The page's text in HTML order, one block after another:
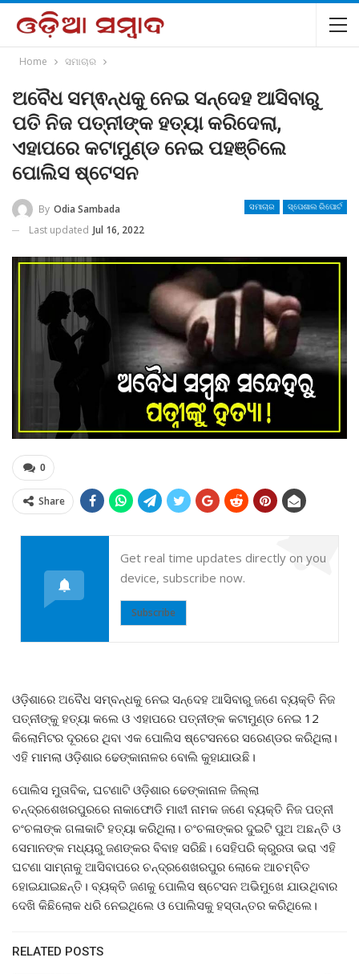
Home ସମାଚାର
ଅବୈଧ ସମ୍ଵନ୍ଧକୁ ନେଇ ସନ୍ଦେହ ଆସିବାରୁ
ପତି ନିଜ ପତ୍ନୀଙ୍କ ହତ୍ୟା କରିଦେଲା,
ଏହାପରେ କଟାମୁଣ୍ଡ ନେଇ ପହଞ୍ଚିଲେ
ପୋଲିସ ଷ୍ଟେସନ
ସମାଚାର ସ୍ପେଶାଲ ରିପୋର୍ଟ
By Odia Sambada
Last updated Jul 16, 2022
0
Share
Get real time updates directly on you
device, subscribe now.
Subscribe
ଓଡ଼ିଶାରେ ଅବୈଧ ସମ୍ବନ୍ଧକୁ ନେଇ ସନ୍ଦେହ ଆସିବାରୁ ଜଣେ ବ୍ୟକ୍ତି ନିଜ
ପତ୍ନୀଙ୍କୁ ହତ୍ୟା କଲେ ଓ ଏହାପରେ ପତ୍ନୀଙ୍କ କଟାମୁଣ୍ଡ ନେଇ 12
କିଲୋମିଟର ଦୂରରେ ଥିବା ଏକ ପୋଲିସ ଷ୍ଟେସନରେ ସରେଣ୍ଡର କରିଥିଲା।
ଏହି ମାମଲା ଓଡ଼ିଶାର ଢେଙ୍କାନାଳର ବୋଲି କୁହାଯାଉଛି।
ପୋଲିସ ମୁତାବିକ, ଘଟଣାଟି ଓଡ଼ିଶାର ଢେଙ୍କାନାଳ ଜିଲ୍ଲା
ଚନ୍ଦ୍ରଶେଖରପୁରରେ ନାକାଫୋଡି ମାଝୀ ନାମକ ଜଣେ ବ୍ୟକ୍ତି ନିଜ ପତ୍ନୀ
ଚଂଚଳାଙ୍କ ଗଳାକାଟି ହତ୍ୟା କରିଥିଲା। ଚଂଚଳାଙ୍କର ଦୁଇଟି ପୁଅ ଅଛନ୍ତି ଓ
ସେମାନଙ୍କ ମଧ୍ୟରୁ ଜଣଙ୍କର ବିବାହ ସରିଛି। ସେହିପରି କ୍ରୁରତା ଭରା ଏହି
ଘଟଣା ସାମ୍ନାକୁ ଆସିବାପରେ ଚନ୍ଦ୍ରଶେଖରପୁର ଲୋକେ ଆଚମ୍ବିତ
ହୋଇଯାଇଛନ୍ତି। ବ୍ୟକ୍ତି ଜଣକୁ ପୋଲିସ ଷ୍ଟେସନ ଅଭିମୁଖେ ଯାଉଥିବାର
ଦେଖି କିଛିଲୋକ ଧରି ନେଇଥିଲେ ଓ ପୋଲିସକୁ ହସ୍ତାନ୍ତର କରିଥିଲେ।
RELATED POSTS